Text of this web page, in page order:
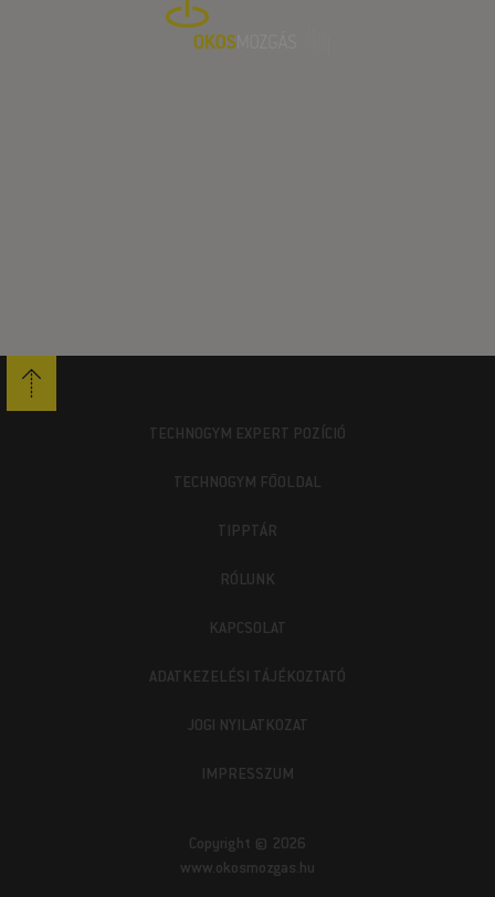
TECHNOGYM EXPERT POZÍCIÓ
TECHNOGYM FŐOLDAL
TIPPTÁR
RÓLUNK
KAPCSOLAT
ADATKEZELÉSI TÁJÉKOZTATÓ
JOGI NYILATKOZAT
IMPRESSZUM
Copyright © 2026
www.okosmozgas.hu